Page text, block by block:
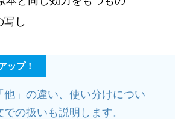
し
ップ！
他」の違い、使い分けについ
の扱いも説明します。